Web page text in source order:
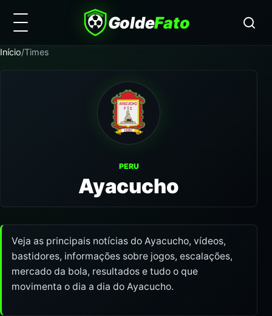
GoldeFato
Início/Times
PERU
Ayacucho
Veja as principais notícias do Ayacucho, vídeos,
bastidores, informações sobre jogos, escalações,
mercado da bola, resultados e tudo o que
movimenta o dia a dia do Ayacucho.